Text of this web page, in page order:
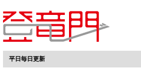
平日毎日更新